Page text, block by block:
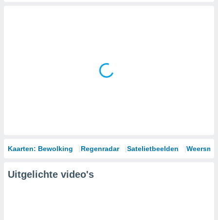
Kaarten: Bewolking Regenradar Satelietbeelden
Uitgelichte video's